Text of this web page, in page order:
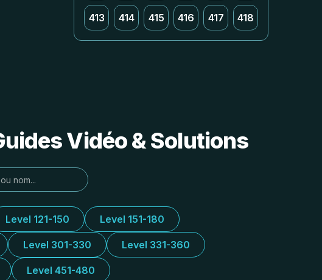
413 414 415 416 417 418
Vidéo & Solutions
Level 121-150 Level 151-180
Level 301-330 Level 331-360
Level 451-480